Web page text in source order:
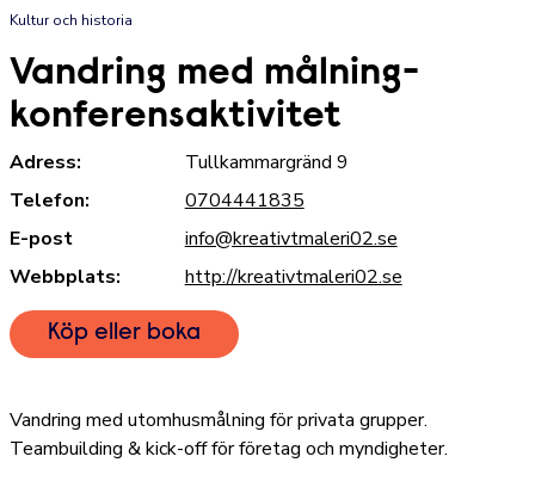
Kultur och historia
Vandring med målning-
konferensaktivitet
Adress:
Tullkammargränd 9
Telefon:
0704441835
E-post
info@kreativtmaleri02.se
Webbplats:
http://kreativtmaleri02.se
Köp eller boka
Vandring med utomhusmålning för privata grupper.
Teambuilding & kick-off för företag och myndigheter.